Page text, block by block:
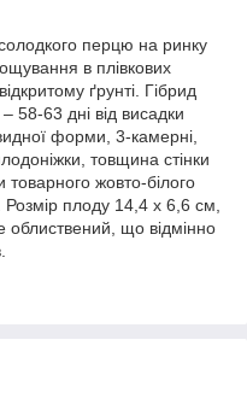
перцю на ринку
в плівкових
ґрунті. Гібрид
58-63 дні від висадки
форми, 3-камерні,
товщина стінки
товарного жовто-білого
Розмір плоду 14,4 х 6,6 см,
що відмінно